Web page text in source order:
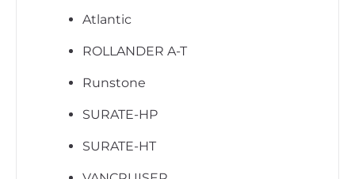
Atlantic
ROLLANDER A-T
Runstone
SURATE-HP
SURATE-HT